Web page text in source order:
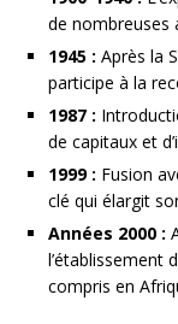
de nombreuses
1945 : Après la
participe à la
1987 :
de capitaux et
1999 : Fusion
clé qui élargit
Années 2000 :
l’établissement
compris en